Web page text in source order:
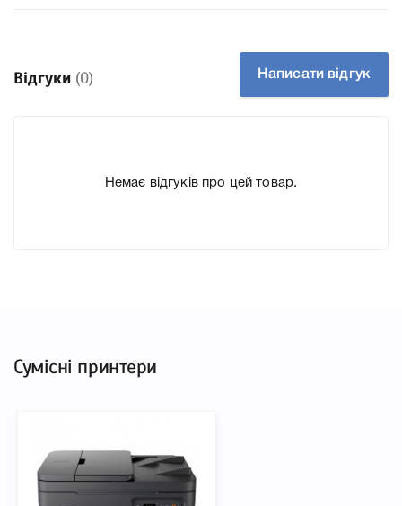
дозволить Вам легко підтвердити правильність вибору.
Відгуки (0) Написати відгук
Немає відгуків про цей товар.
Сумісні принтери